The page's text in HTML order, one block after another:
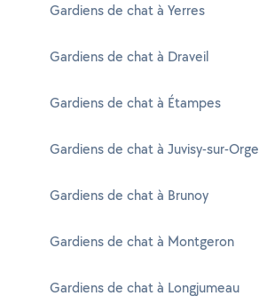
Gardiens de chat à Yerres
Gardiens de chat à Draveil
Gardiens de chat à Étampes
Gardiens de chat à Juvisy-sur-Orge
Gardiens de chat à Brunoy
Gardiens de chat à Montgeron
Gardiens de chat à Longjumeau